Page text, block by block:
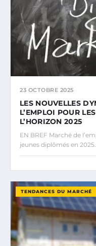
23 OCTOBRE 2025
LES NOUVELLES
L’EMPLOI POUR
L’HORIZON 2025
EN BREF Marché de
jeunes diplômés en 2025.
TENDANCES DU MARCHÉ